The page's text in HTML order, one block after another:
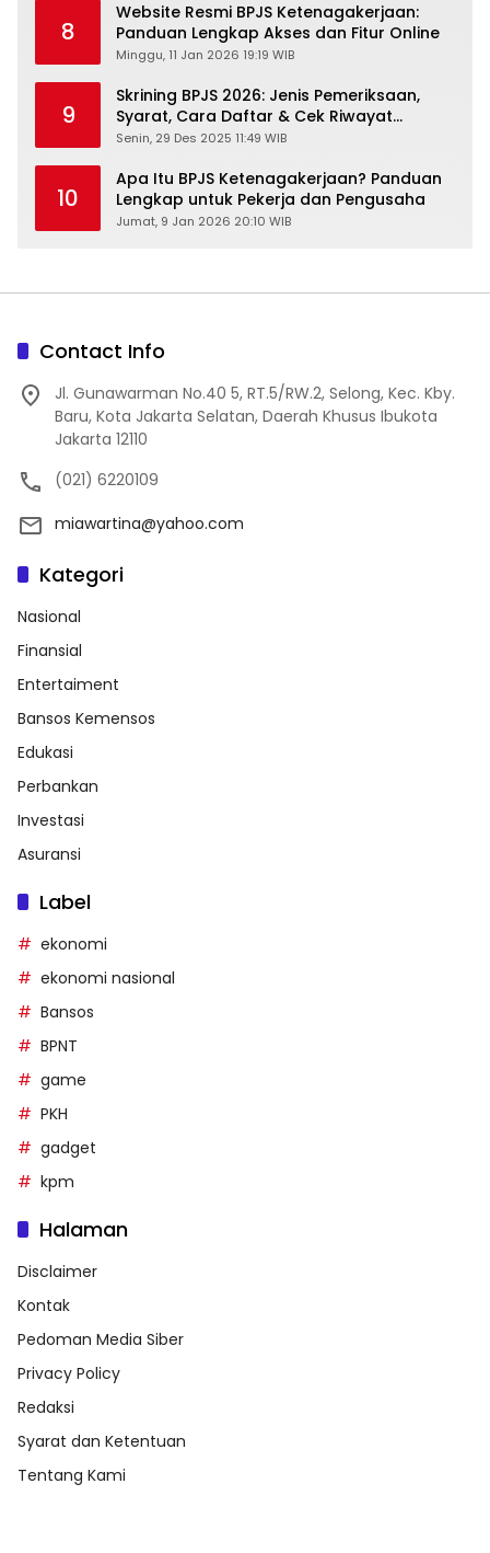
8
Website Resmi BPJS Ketenagakerjaan:
Panduan Lengkap Akses dan Fitur Online
Minggu, 11 Jan 2026 19:19 WIB
9
Skrining BPJS 2026: Jenis Pemeriksaan,
Syarat, Cara Daftar & Cek Riwayat
Kesehatan Gratis
Senin, 29 Des 2025 11:49 WIB
10
Apa Itu BPJS Ketenagakerjaan? Panduan
Lengkap untuk Pekerja dan Pengusaha
Jumat, 9 Jan 2026 20:10 WIB
Contact Info
Jl. Gunawarman No.40 5, RT.5/RW.2, Selong, Kec. Kby.
Baru, Kota Jakarta Selatan, Daerah Khusus Ibukota
Jakarta 12110
(021) 6220109
miawartina@yahoo.com
Kategori
Nasional
Finansial
Entertaiment
Bansos Kemensos
Edukasi
Perbankan
Investasi
Asuransi
Label
ekonomi
ekonomi nasional
Bansos
BPNT
game
PKH
gadget
kpm
Halaman
Disclaimer
Kontak
Pedoman Media Siber
Privacy Policy
Redaksi
Syarat dan Ketentuan
Tentang Kami